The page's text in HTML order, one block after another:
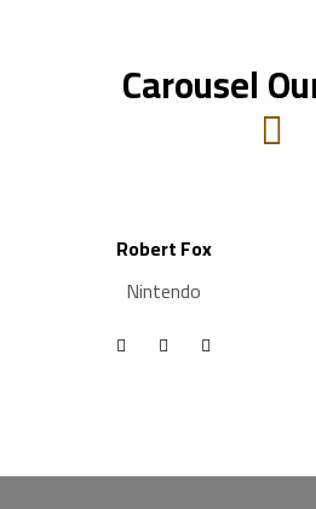
Carousel
Robert Fox
Nintendo